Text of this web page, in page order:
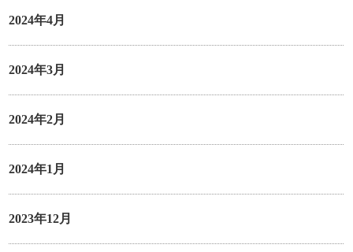
2024年4月
2024年3月
2024年2月
2024年1月
2023年12月